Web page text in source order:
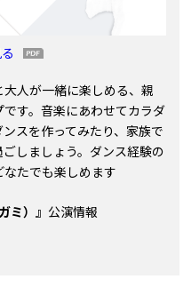
人が一緒に楽しめる、親
す。音楽にあわせてカラダ
スを作ってみたり、家族で
しましょう。ダンス経験の
たでも楽しめます
ミ）』 公演情報